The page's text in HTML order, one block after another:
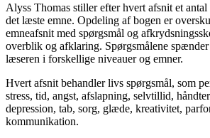
Alyss Thomas stiller efter hvert afsnit et
det læste emne. Opdeling af bogen er
emneafsnit med spørgsmål og
overblik og afklaring. Spørgsmålene
læseren i forskellige niveauer og emner.
Hvert afsnit behandler livs spørgsmål, som
stress, tid, angst, afslapning, selvtillid,
depression, tab, sorg, glæde, kreativitet,
kommunikation.